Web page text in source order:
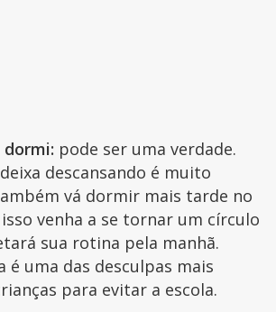
dormi: pode ser uma verdade.
descansando é muito
vá dormir mais tarde no
venha a se tornar um círculo
sua rotina pela manhã.
é uma das desculpas mais
para evitar a escola.